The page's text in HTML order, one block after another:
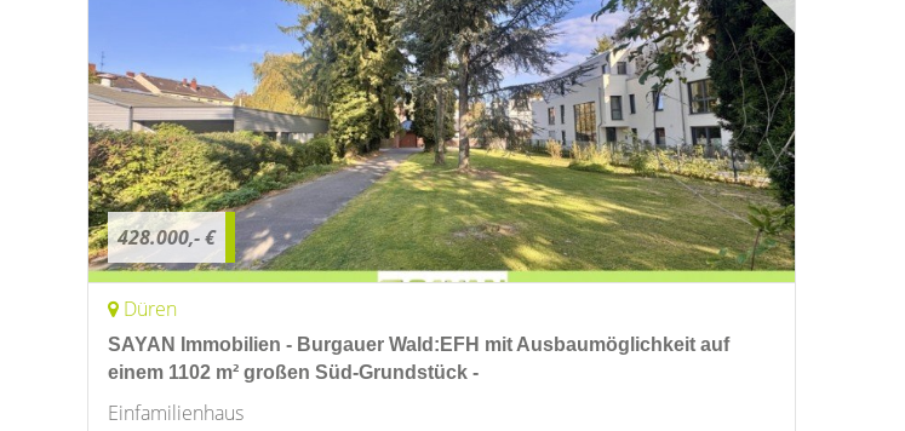
428.000,- €
Düren
SAYAN Immobilien - Burgauer Wald:EFH mit Ausbaumöglichkeit auf
einem 1102 m² großen Süd-Grundstück -
Einfamilienhaus